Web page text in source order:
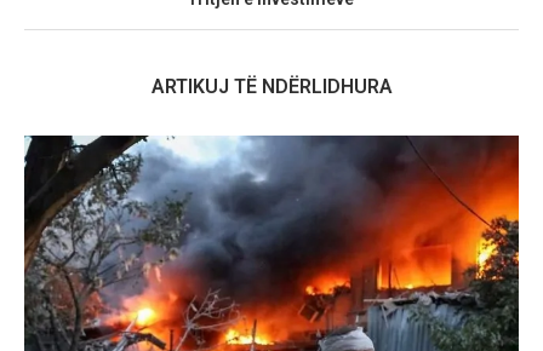
ARTIKUJ TË NDËRLIDHURA